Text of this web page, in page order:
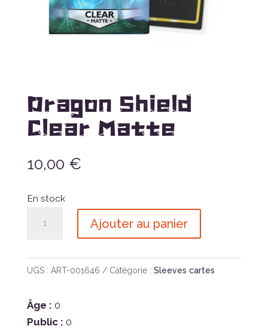
Dragon Shield
Clear Matte
10,00 €
En stock
Shield
Matte
Ajouter au panier
UGS : ART-001646 Catégorie : Sleeves cartes
Âge : 0
Public : 0